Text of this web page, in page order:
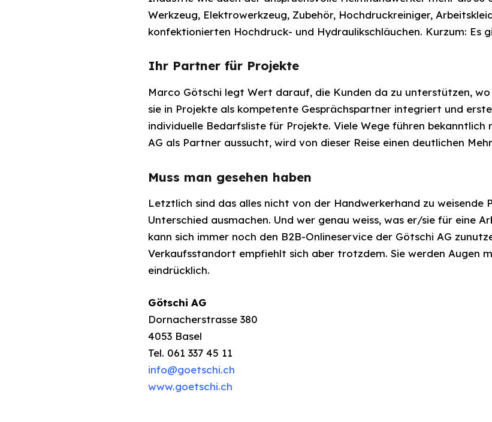
Werkzeug, Elektrowerkzeug, Zubehör, Hochdruckreiniger,
konfektionierten Hochdruck- und Hydraulikschläuchen. Kurzum: Es
Ihr Partner für Projekte
Marco Götschi legt Wert darauf, die Kunden da zu unterstützen,
sie in Projekte als kompetente Gesprächspartner integriert und
individuelle Bedarfsliste für Projekte. Viele Wege führen bekanntlich
AG als Partner aussucht, wird von dieser Reise einen deutlichen
Muss man gesehen haben
Letztlich sind das alles nicht von der Handwerkerhand zu weisende
Unterschied ausmachen. Und wer genau weiss, was er/sie für eine
kann sich immer noch den B2B-Onlineservice der Götschi AG
Verkaufsstandort empfiehlt sich aber trotzdem. Sie werden Augen
eindrücklich.
Götschi AG
Dornacherstrasse 380
4053 Basel
Tel. 061 337 45 11
info@goetschi.ch
www.goetschi.ch